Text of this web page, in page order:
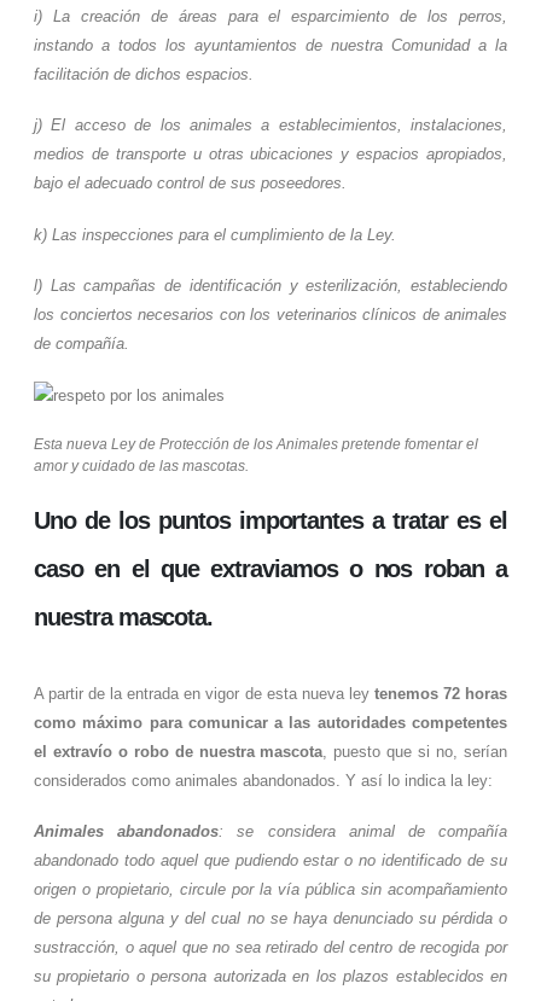
i) La creación de áreas para el esparcimiento de los perros,
instando a todos los ayuntamientos de nuestra Comunidad a la
facilitación de dichos espacios.
j) El acceso de los animales a establecimientos, instalaciones,
medios de transporte u otras ubicaciones y espacios apropiados,
bajo el adecuado control de sus poseedores.
k) Las inspecciones para el cumplimiento de la Ley.
l) Las campañas de identificación y esterilización, estableciendo
los conciertos necesarios con los veterinarios clínicos de animales
de compañía.
Esta nueva Ley de Protección de los Animales pretende fomentar el
amor y cuidado de las mascotas.
Uno de los puntos importantes a tratar es el
caso en el que extraviamos o nos roban a
nuestra mascota.
A partir de la entrada en vigor de esta nueva ley tenemos 72 horas
como máximo para comunicar a las autoridades competentes
el extravío o robo de nuestra mascota , puesto que si no, serían
considerados como animales abandonados. Y así lo indica la ley:
Animales abandonados: se considera animal de compañía
abandonado todo aquel que pudiendo estar o no identificado de su
origen o propietario, circule por la vía pública sin acompañamiento
de persona alguna y del cual no se haya denunciado su pérdida o
sustracción, o aquel que no sea retirado del centro de recogida por
su propietario o persona autorizada en los plazos establecidos en